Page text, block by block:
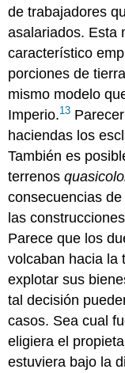
de trabajadores
asalariados. Esta
característico
porciones de
mismo modelo
Imperio.13
haciendas los
También es
terrenos
consecuencias
las
Parece que los
volcaban hacia la
explotar sus
tal decisión
casos. Sea cual
eligiera el
estuviera bajo la